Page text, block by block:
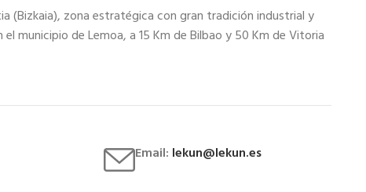
(Bizkaia), zona estratégica con gran tradición industrial y
el municipio de Lemoa, a 15 Km de Bilbao y 50 Km de Vitoria
Email: lekun@lekun.es